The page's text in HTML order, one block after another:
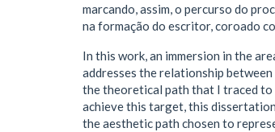
marcando, assim, o percurso do
na formação do escritor, coroado
In this work, an immersion in the
addresses the relationship
the theoretical path that I traced to
achieve this target, this
the aesthetic path chosen to